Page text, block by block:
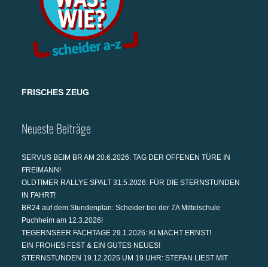
FRISCHES ZEUG
Neueste Beiträge
SERVUS BEIM BR AM 20.6.2026: TAG DER OFFENEN TÜRE IN
FREIMANN!
OLDTIMER RALLYE SPALT 31.5.2026: FÜR DIE STERNSTUNDEN
IN FAHRT!
BR24 auf dem Stundenplan: Scheider bei der 7A Mittelschule
Puchheim am 12.3.2026!
TEGERNSEER FACHTAGE 29.1.2026: KI MACHT ERNST!
EIN FROHES FEST & EIN GUTES NEUES!
STERNSTUNDEN 19.12.2025 UM 19 UHR: STEFAN LIEST MIT